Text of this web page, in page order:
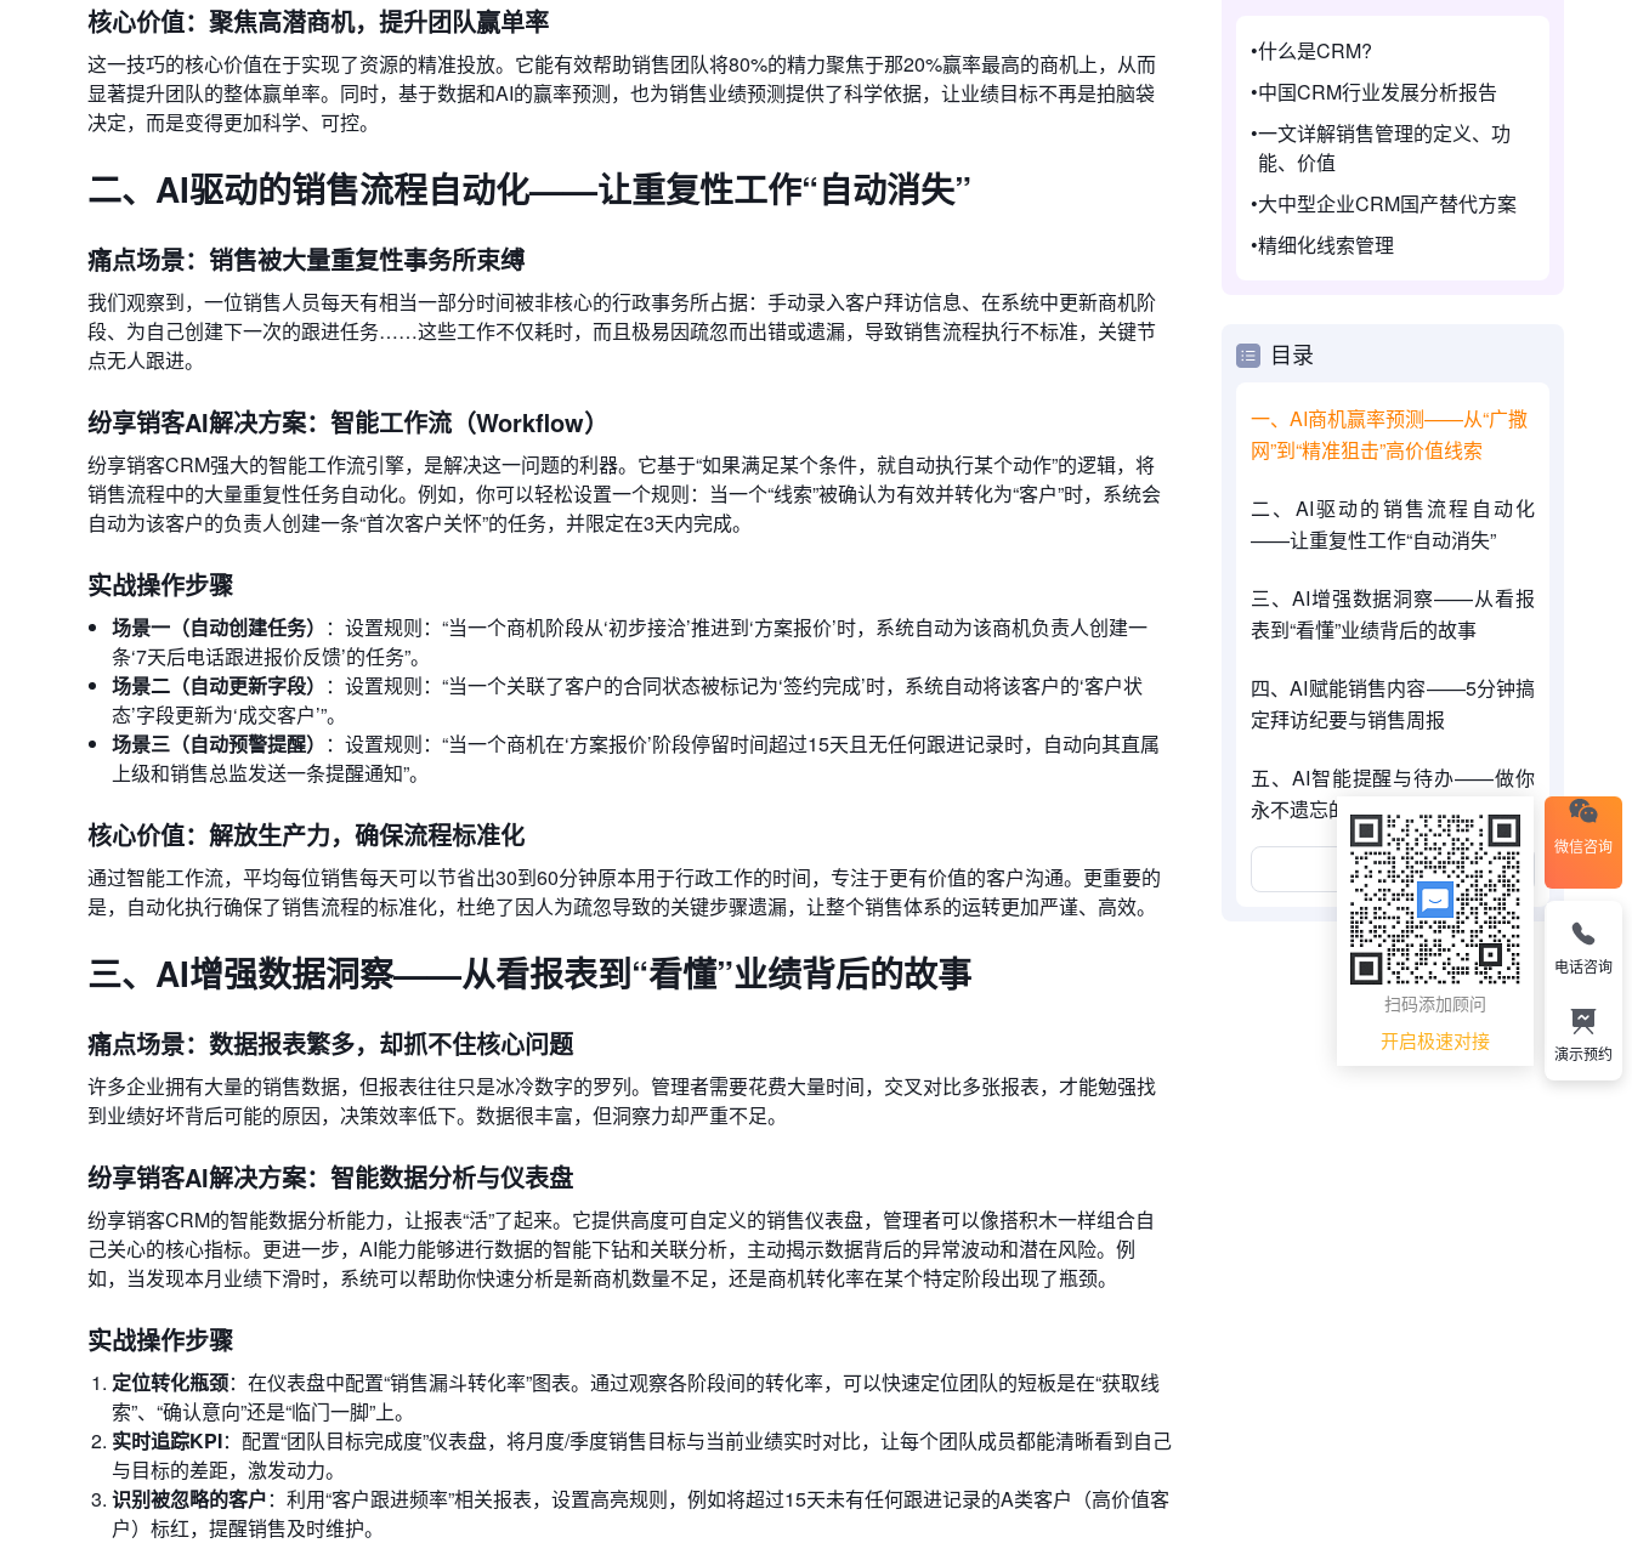
核心价值：聚焦高潜商机，提升团队赢单率
这一技巧的核心价值在于实现了资源的精准投放。它能有效帮助销售团队将80%的精力聚焦于那20%赢率最高的商机上，从而
显著提升团队的整体赢单率。同时，基于数据和AI的赢率预测，也为销售业绩预测提供了科学依据，让业绩目标不再是拍脑袋
决定，而是变得更加科学、可控。
二、AI驱动的销售流程自动化——让重复性工作“自动消失”
痛点场景：销售被大量重复性事务所束缚
我们观察到，一位销售人员每天有相当一部分时间被非核心的行政事务所占据：手动录入客户拜访信息、在系统中更新商机阶
段、为自己创建下一次的跟进任务……这些工作不仅耗时，而且极易因疏忽而出错或遗漏，导致销售流程执行不标准，关键节
点无人跟进。
纷享销客AI解决方案：智能工作流（Workflow）
纷享销客CRM强大的智能工作流引擎，是解决这一问题的利器。它基于“如果满足某个条件，就自动执行某个动作”的逻辑，将
销售流程中的大量重复性任务自动化。例如，你可以轻松设置一个规则：当一个“线索”被确认为有效并转化为“客户”时，系统会
自动为该客户的负责人创建一条“首次客户关怀”的任务，并限定在3天内完成。
实战操作步骤
场景一（自动创建任务） ：设置规则：“当一个商机阶段从‘初步接洽’推进到‘方案报价’时，系统自动为该商机负责人创建一
条‘7天后电话跟进报价反馈’的任务”。
场景二（自动更新字段） ：设置规则：“当一个关联了客户的合同状态被标记为‘签约完成’时，系统自动将该客户的‘客户状
态’字段更新为‘成交客户’”。
场景三（自动预警提醒） ：设置规则：“当一个商机在‘方案报价’阶段停留时间超过15天且无任何跟进记录时，自动向其直属
上级和销售总监发送一条提醒通知”。
核心价值：解放生产力，确保流程标准化
通过智能工作流，平均每位销售每天可以节省出30到60分钟原本用于行政工作的时间，专注于更有价值的客户沟通。更重要的
是，自动化执行确保了销售流程的标准化，杜绝了因人为疏忽导致的关键步骤遗漏，让整个销售体系的运转更加严谨、高效。
三、AI增强数据洞察——从看报表到“看懂”业绩背后的故事
痛点场景：数据报表繁多，却抓不住核心问题
许多企业拥有大量的销售数据，但报表往往只是冰冷数字的罗列。管理者需要花费大量时间，交叉对比多张报表，才能勉强找
到业绩好坏背后可能的原因，决策效率低下。数据很丰富，但洞察力却严重不足。
纷享销客AI解决方案：智能数据分析与仪表盘
纷享销客CRM的智能数据分析能力，让报表“活”了起来。它提供高度可自定义的销售仪表盘，管理者可以像搭积木一样组合自
己关心的核心指标。更进一步，AI能力能够进行数据的智能下钻和关联分析，主动揭示数据背后的异常波动和潜在风险。例
如，当发现本月业绩下滑时，系统可以帮助你快速分析是新商机数量不足，还是商机转化率在某个特定阶段出现了瓶颈。
实战操作步骤
定位转化瓶颈：在仪表盘中配置“销售漏斗转化率”图表。通过观察各阶段间的转化率，可以快速定位团队的短板是在“获取线
索”、“确认意向”还是“临门一脚”上。
实时追踪KPI：配置“团队目标完成度”仪表盘，将月度/季度销售目标与当前业绩实时对比，让每个团队成员都能清晰看到自己
与目标的差距，激发动力。
识别被忽略的客户：利用“客户跟进频率”相关报表，设置高亮规则，例如将超过15天未有任何跟进记录的A类客户（高价值客
户）标红，提醒销售及时维护。
什么是CRM?
中国CRM行业发展分析报告
一文详解销售管理的定义、功
能、价值
大中型企业CRM国产替代方案
精细化线索管理
目录
一、AI商机赢率预测——从“广撒
网”到“精准狙击”高价值线索
二、AI驱动的销售流程自动化
——让重复性工作“自动消失”
三、AI增强数据洞察——从看报
表到“看懂”业绩背后的故事
四、AI赋能销售内容——5分钟搞
定拜访纪要与销售周报
五、AI智能提醒与待办——做你
永不遗忘的“销售管家”
展开更多
微信咨询
扫码添加顾问
开启极速对接
电话咨询
演示预约